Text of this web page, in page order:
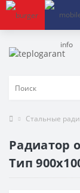
Стальные
Радиатор
Тип